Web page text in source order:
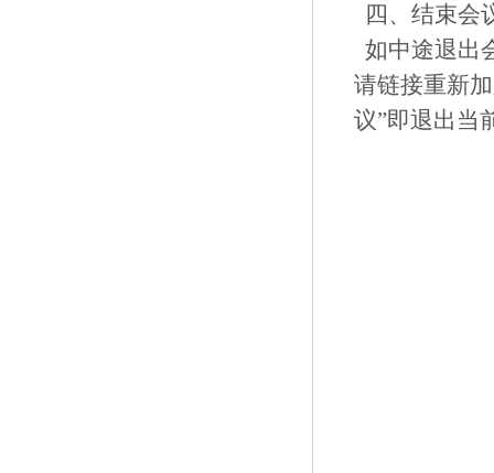
四、结束
如中途退出
请链接重新
议”即退出当